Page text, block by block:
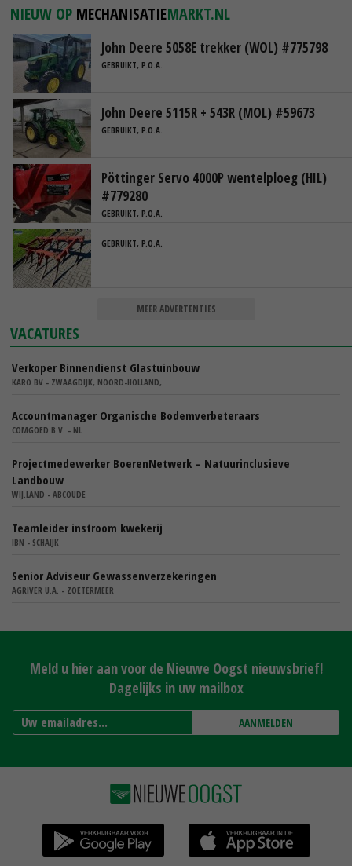
NIEUW OP MECHANISATIEMARKT.NL
John Deere 5058E trekker (WOL) #775798
GEBRUIKT, P.O.A.
John Deere 5115R + 543R (MOL) #59673
GEBRUIKT, P.O.A.
Pöttinger Servo 4000P wentelploeg (HIL)
#779280
GEBRUIKT, P.O.A.
GEBRUIKT, P.O.A.
MEER ADVERTENTIES
VACATURES
Verkoper Binnendienst Glastuinbouw
KARO BV - ZWAAGDIJK, NOORD-HOLLAND,
Accountmanager Organische Bodemverbeteraars
COMGOED B.V. - NL
Projectmedewerker BoerenNetwerk – Natuurinclusieve
Landbouw
WIJ.LAND - ABCOUDE
Teamleider instroom kwekerij
IBN - SCHAIJK
Senior Adviseur Gewassenverzekeringen
AGRIVER U.A. - ZOETERMEER
Meld u hier aan voor de Nieuwe Oogst nieuwsbrief!
Dagelijks in uw mailbox
AANMELDEN